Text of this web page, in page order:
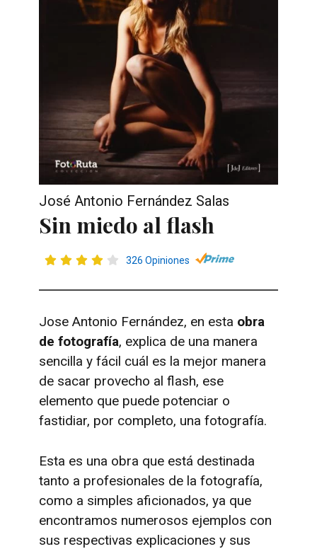
José Antonio Fernández Salas
Sin miedo al flash
326 Opiniones
Jose Antonio Fernández, en esta obra
de fotografía, explica de una manera
sencilla y fácil cuál es la mejor manera
de sacar provecho al flash, ese
elemento que puede potenciar o
fastidiar, por completo, una fotografía.
Esta es una obra que está destinada
tanto a profesionales de la fotografía,
como a simples aficionados, ya que
encontramos numerosos ejemplos con
sus respectivas explicaciones y sus